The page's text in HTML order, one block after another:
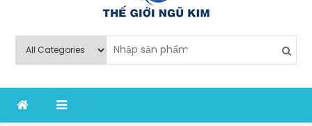
Thế Giới Ngũ Kim
nghiệp sản xuất